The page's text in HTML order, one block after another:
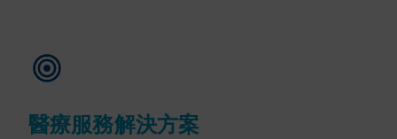
醫療服務解決方案